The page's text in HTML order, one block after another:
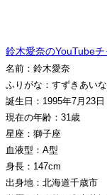
鈴木愛奈のYouTube
名前：鈴木愛奈
ふりがな：すずきあいな
誕生日：1995年7月23日
現在の年齢：31歳
星座：獅子座
血液型：A型
身長：147cm
出身地：北海道千歳市